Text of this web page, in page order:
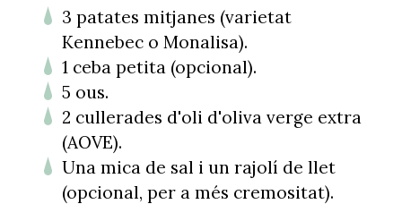
3 patates mitjanes (varietat
Kennebec o Monalisa).
1 ceba petita (opcional).
5 ous.
2 cullerades d'oli d'oliva verge extra
(AOVE).
Una mica de sal i un rajolí de llet
(opcional, per a més cremositat).